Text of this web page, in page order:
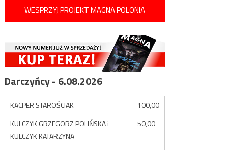
WESPRZYJ PROJEKT MAGNA POLONIA
Darczyńcy - 6.08.2026
KACPER STAROŚCIAK
100,00
KULCZYK GRZEGORZ POLIŃSKA i
KULCZYK KATARZYNA
50,00